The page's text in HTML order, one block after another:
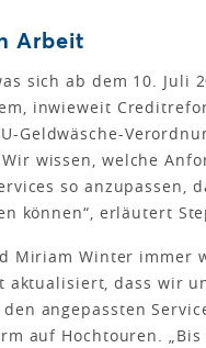
Arbeit
sich ab dem 10.
inwieweit
Geldwäsche-
wissen, welche
so anzupassen,
können“, erläutert
Miriam Winter immer
aktualisiert, dass wir
angepassten
auf Hochtouren.